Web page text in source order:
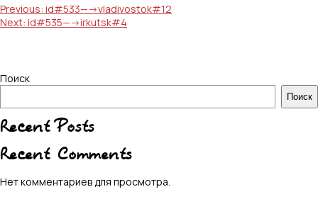
Навигация
по
Previous: id#533—->vladivostok#12
Next: id#535—->irkutsk#4
Поиск
Поиск
Recent Posts
Recent Comments
Нет комментариев для просмотра.